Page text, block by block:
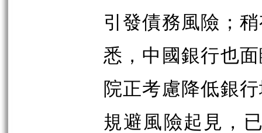
引發債務風險；
悉，中國銀行也
院正考慮降低銀
規避風險起見，